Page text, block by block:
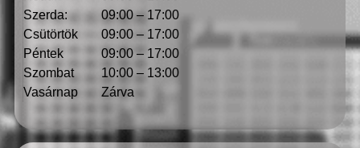
Szerda:
09:00 – 17:00
Csütörtök
09:00 – 17:00
Péntek
09:00 – 17:00
Szombat
10:00 – 13:00
Vasárnap
Zárva